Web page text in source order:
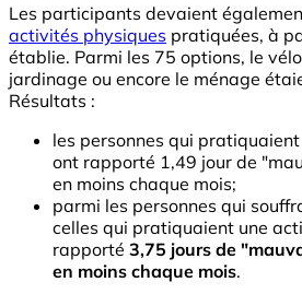
Les participants devaient
activités physiques pratiquées, à
établie. Parmi les 75 options, le
jardinage ou encore le ménage
Résultats :
les personnes qui
ont rapporté 1,49 jour de
en moins chaque mois;
parmi les personnes qui
celles qui pratiquaient une
rapporté 3,75 jours de
en moins chaque mois.